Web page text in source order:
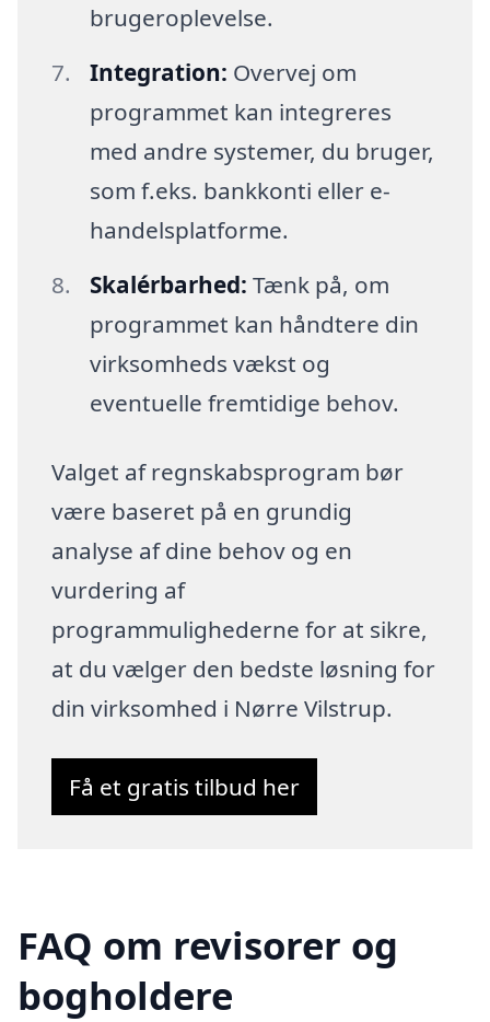
brugeroplevelse.
Integration: Overvej om
programmet kan integreres
med andre systemer, du bruger,
som f.eks. bankkonti eller e-
handelsplatforme.
Skalérbarhed: Tænk på, om
programmet kan håndtere din
virksomheds vækst og
eventuelle fremtidige behov.
Valget af regnskabsprogram bør
være baseret på en grundig
analyse af dine behov og en
vurdering af
programmulighederne for at sikre,
at du vælger den bedste løsning for
din virksomhed i Nørre Vilstrup.
Få et gratis tilbud her
FAQ om revisorer og
bogholdere